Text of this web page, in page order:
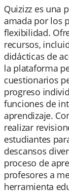
Quizizz es una
amada por los
flexibilidad.
recursos,
didácticas de
la plataforma
cuestionarios
progreso
funciones de
aprendizaje.
realizar
estudiantes
descansos
proceso de
profesores a
herramienta